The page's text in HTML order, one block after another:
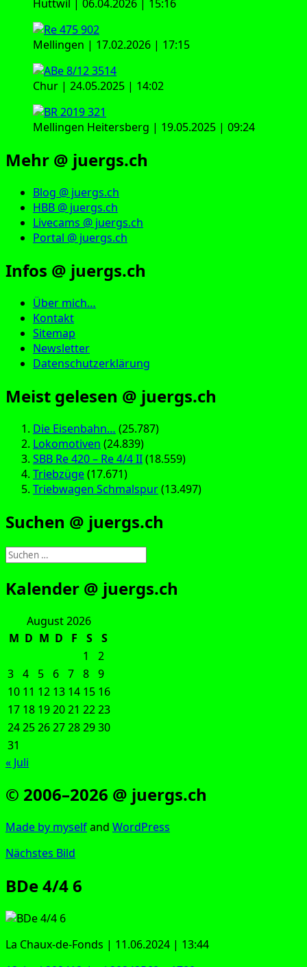
Huttwil | 06.04.2026 | 15:16
Mellingen | 17.02.2026 | 17:15
Chur | 24.05.2025 | 14:02
Mellingen Heitersberg | 19.05.2025 | 09:24
Mehr @ juergs.ch
Blog @ juergs.ch
HBB @ juergs.ch
Livecams @ juergs.ch
Portal @ juergs.ch
Infos @ juergs.ch
Über mich…
Kontakt
Sitemap
Newsletter
Datenschutzerklärung
Meist gelesen @ juergs.ch
Die Eisenbahn… (25.787)
Lokomotiven (24.839)
SBB Re 420 – Re 4/4 II(18.559)
Triebzüge(17.671)
Triebwagen Schmalspur(13.497)
Suchen @ juergs.ch
Suchen
nach:
Kalender @ juergs.ch
August 2026
M D M D F S
S
1
2
3 4 5 6 7 8 9
10 11 12 13 14 15 16
17 18 192021 2223
24252627282930
31
« Juli
© 2006–2026 @ juergs.ch
Made by mys­elfand Word­Press
Nächstes Bild
BDe 4/4 6
La Chaux-de-Fonds | 11.06.2024 | 13:44